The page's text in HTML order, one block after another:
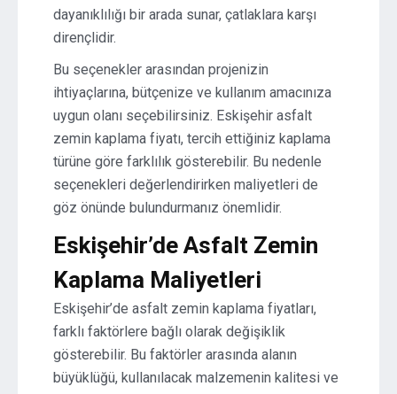
dayanıklılığı bir arada sunar, çatlaklara karşı
dirençlidir.
Bu seçenekler arasından projenizin
ihtiyaçlarına, bütçenize ve kullanım amacınıza
uygun olanı seçebilirsiniz. Eskişehir asfalt
zemin kaplama fiyatı, tercih ettiğiniz kaplama
türüne göre farklılık gösterebilir. Bu nedenle
seçenekleri değerlendirirken maliyetleri de
göz önünde bulundurmanız önemlidir.
Eskişehir’de Asfalt Zemin
Kaplama Maliyetleri
Eskişehir’de asfalt zemin kaplama fiyatları,
farklı faktörlere bağlı olarak değişiklik
gösterebilir. Bu faktörler arasında alanın
büyüklüğü, kullanılacak malzemenin kalitesi ve